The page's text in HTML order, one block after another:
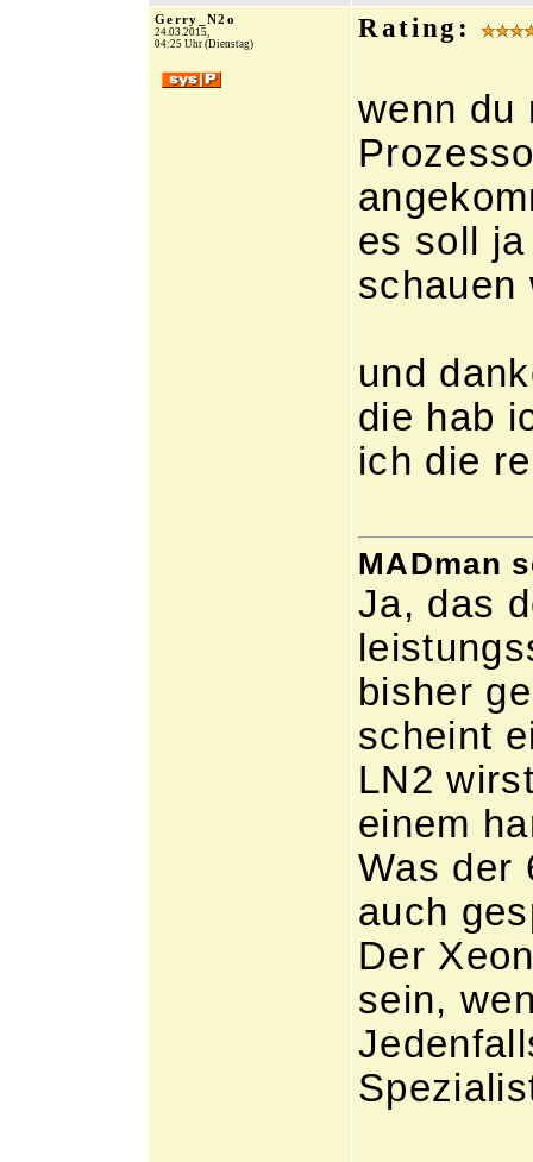
Gerry_N2o
24.03.2015,
04:25 Uhr (Dienstag)
Rating:
wenn du
es soll
schauen
und
die hab
ich die
MADman
Ja, das
bisher
scheint
LN2
einem
Was der
auch
Der
sein,